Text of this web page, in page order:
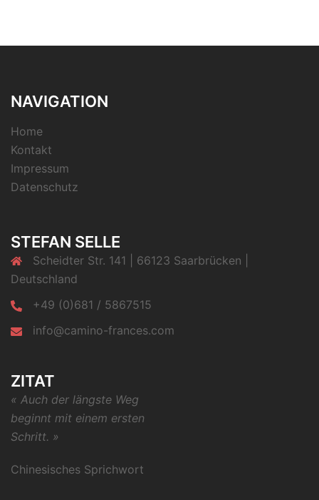
NAVIGATION
Home
Kontakt
Impressum
Datenschutz
STEFAN SELLE
Scheidter Str. 141 | 66123 Saarbrücken |
Deutschland
+49 (0)681 / 5867515
info@camino-frances.com
ZITAT
« Auch der längste Weg
beginnt mit einem ersten
Schritt. »
Chinesisches Sprichwort